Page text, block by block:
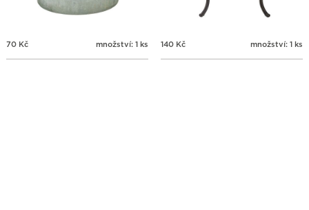
70 Kč množství: 1 ks 140 Kč množství: 1 ks